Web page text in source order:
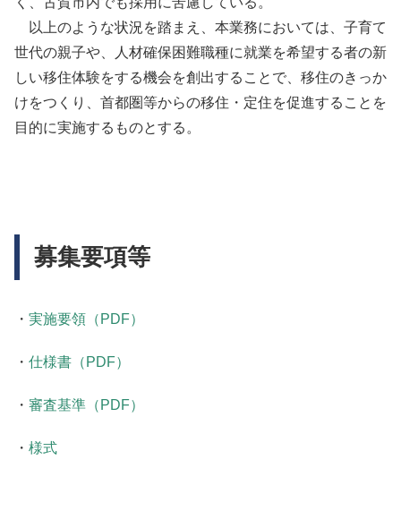
以上のような状況を踏まえ、本業務においては、子育て
世代の親子や、人材確保困難職種に就業を希望する者の新
しい移住体験をする機会を創出することで、移住のきっか
けをつくり、首都圏等からの移住・定住を促進することを
目的に実施するものとする。
募集要項等
・ 実施要領（PDF）
・ 仕様書（PDF）
・ 審査基準（PDF）
・ 様式